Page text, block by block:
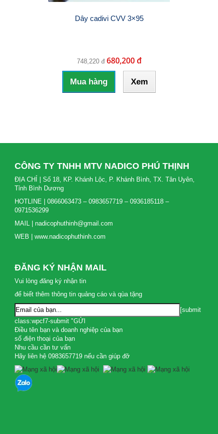
Dây cadivi CVV 3×95
748,220 đ 680,200 đ
Mua hàng Xem
CÔNG TY TNHH MTV NADICO PHÚ THỊNH
ĐỊA CHỈ | Số 18, KP. Khánh Lộc, P. Khánh Bình, TX. Tân Uyên,
Tỉnh Bình Dương
HOTLINE | 0866063473 – 0983657719 – 0936185118 –
0971536299
MAIL | nadicophuthinh@gmail.com
WEB | www.nadicophuthinh.com
ĐĂNG KÝ NHẬN MAIL
Vui lòng đăng ký nhận tin
để biết thêm thông tin quảng cáo và qùa tặng
[submit
class:wpcf7-submit "GỬI
Điều tên bạn và doanh nghiệp của bạn
số điện thoại của bạn
Nhu cầu cần tư vấn
Hãy liên hệ 0983657719 nếu cần giúp đỡ